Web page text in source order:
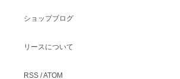
ショップブログ
リースについて
RSS /ATOM